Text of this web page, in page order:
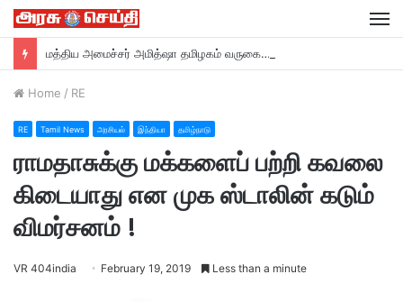
மத்திய அமைச்சர் அமித்ஷா தமிழகம் வருகை….
Home / RE
RE Tamil News அரசியல் இந்தியா தமிழ்நாடு
ராமதாசுக்கு மக்களைப் பற்றி கவலை
கிடையாது என முக ஸ்டாலின் கடும்
விமர்சனம் !
VR 404india February 19, 2019 Less than a minute